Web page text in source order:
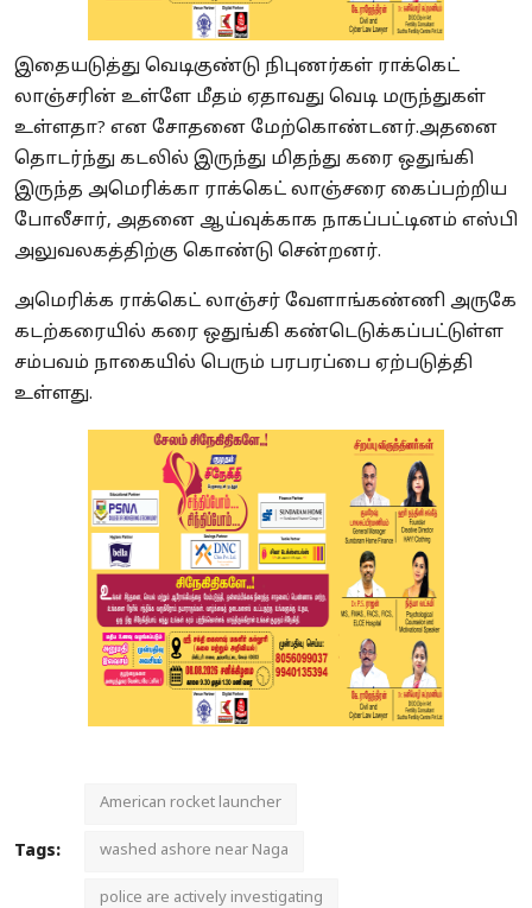
இதையடுத்து வெடிகுண்டு நிபுணர்கள் ராக்கெட்
லாஞ்சரின் உள்ளே மீதம் ஏதாவது வெடி மருந்துகள்
உள்ளதா? என சோதனை மேற்கொண்டனர்.அதனை
தொடர்ந்து கடலில் இருந்து மிதந்து கரை ஒதுங்கி
இருந்த அமெரிக்கா ராக்கெட் லாஞ்சரை கைப்பற்றிய
போலீசார், அதனை ஆய்வுக்காக நாகப்பட்டினம் எஸ்பி
அலுவலகத்திற்கு கொண்டு சென்றனர்.
அமெரிக்க ராக்கெட் லாஞ்சர் வேளாங்கண்ணி அருகே
கடற்கரையில் கரை ஒதுங்கி கண்டெடுக்கப்பட்டுள்ள
சம்பவம் நாகையில் பெரும் பரபரப்பை ஏற்படுத்தி
உள்ளது.
Tags:
American rocket launcher
washed ashore near Naga
police are actively investigating